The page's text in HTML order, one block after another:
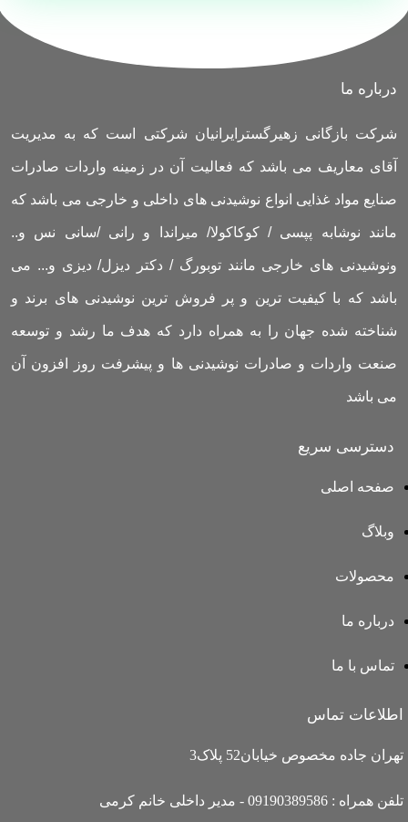
درباره ما
شرکت بازگانی زهیرگسترایرانیان شرکتی است که به مدیریت
آقای معاریف می باشد که فعالیت آن در زمینه واردات صادرات
صنایع مواد غذایی انواع نوشیدنی های داخلی و خارجی می باشد که
مانند نوشابه پپسی / کوکاکولا/ میراندا و رانی /سانی نس و..
ونوشیدنی های خارجی مانند توبورگ / دکتر دیزل/ دیزی و... می
باشد که با کیفیت ترین و پر فروش ترین نوشیدنی های برند و
شناخته شده جهان را به همراه دارد که هدف ما رشد و توسعه
صنعت واردات و صادرات نوشیدنی ها و پیشرفت روز افزون آن
می باشد
دسترسی سریع
صفحه اصلی
وبلاگ
محصولات
درباره ما
تماس با ما
اطلاعات تماس
تهران جاده مخصوص خیابان52 پلاک3
تلفن همراه : 09190389586 - مدیر داخلی خانم کرمی